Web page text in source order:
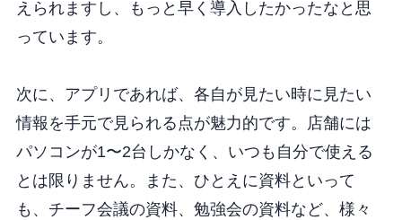
えられますし、もっと早く導入したかったなと思
っています。
次に、アプリであれば、各自が見たい時に見たい
情報を手元で見られる点が魅力的です。店舗には
パソコンが1〜2台しかなく、いつも自分で使える
とは限りません。また、ひとえに資料といって
も、チーフ会議の資料、勉強会の資料など、様々